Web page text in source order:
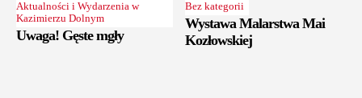
Aktualności i Wydarzenia w
Kazimierzu Dolnym
Uwaga! Gęste mgły
Bez kategorii
Wystawa Malarstwa Mai
Kozłowskiej